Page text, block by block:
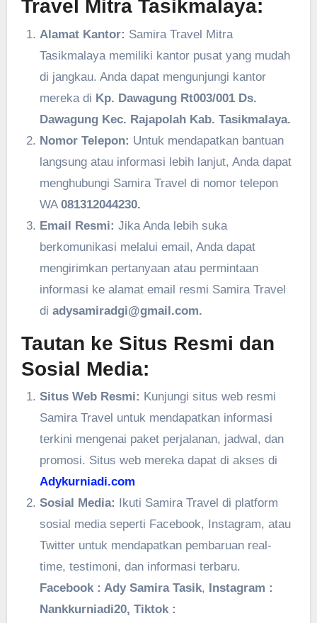
Travel Mitra Tasikmalaya:
Alamat Kantor: Samira Travel Mitra
Tasikmalaya memiliki kantor pusat yang mudah
di jangkau. Anda dapat mengunjungi kantor
mereka di Kp. Dawagung Rt003/001 Ds.
Dawagung Kec. Rajapolah Kab. Tasikmalaya.
Nomor Telepon: Untuk mendapatkan bantuan
langsung atau informasi lebih lanjut, Anda dapat
menghubungi Samira Travel di nomor telepon
WA 081312044230.
Email Resmi: Jika Anda lebih suka
berkomunikasi melalui email, Anda dapat
mengirimkan pertanyaan atau permintaan
informasi ke alamat email resmi Samira Travel
di adysamiradgi@gmail.com.
Tautan ke Situs Resmi dan
Sosial Media:
Situs Web Resmi: Kunjungi situs web resmi
Samira Travel untuk mendapatkan informasi
terkini mengenai paket perjalanan, jadwal, dan
promosi. Situs web mereka dapat di akses di
Adykurniadi.com
Sosial Media: Ikuti Samira Travel di platform
sosial media seperti Facebook, Instagram, atau
Twitter untuk mendapatkan pembaruan real-
time, testimoni, dan informasi terbaru.
Facebook : Ady Samira Tasik,
Instagram :
Nankkurniadi20, Tiktok :